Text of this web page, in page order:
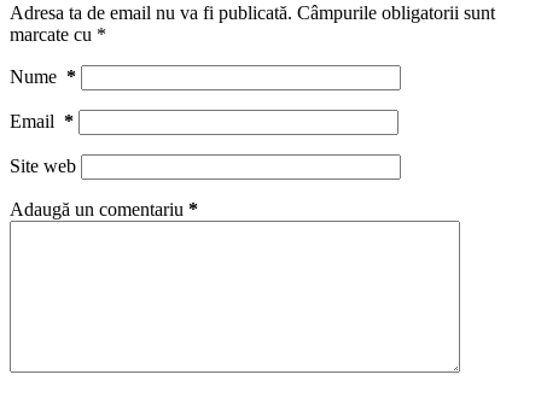
Adresa ta de email nu va fi publicată. Câmpurile obligatorii sunt
marcate cu *
Nume *
Email *
Site web
Adaugă un comentariu *